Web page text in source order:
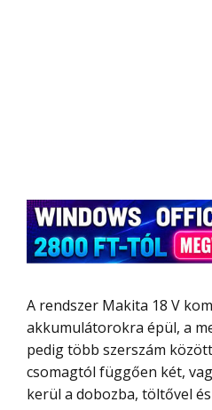
A rendszer Makita 18 V kompatibilis
akkumulátorokra épül, a
pedig több szerszám
csomagtól függően két,
kerül a dobozba, töltővel